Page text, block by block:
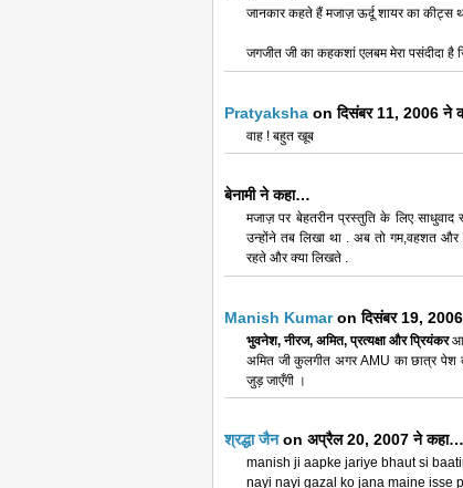
जानकार कहते हैं मजाज़ ऊर्दू शायर का कीट्स
जगजीत जी का कहकशां एलबम मेरा पसंदीदा है
Pratyaksha on दिसंबर 11, 2006 ने
वाह ! बहुत खूब
बेनामी ने कहा…
मजाज़ पर बेहतरीन प्रस्तुति के लिए
उन्होंने तब लिखा था . अब तो गम,वहशत
रहते और क्या लिखते .
Manish Kumaron दिसंबर 19,
भुवनेश, नीरज, अमित, प्रत्यक्षा और प्रियंकर
अमित जी कुलगीत अगर AMU का छात्र पेश
जुड़ जाएँगी ।
श्रद्धा जैनon अप्रैल 20, 2007 ने कहा…
manish ji aapke jariye bhaut si
nayi nayi gazal ko jana maine isse